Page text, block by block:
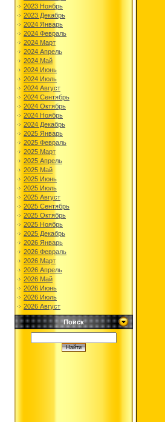
2023 Ноябрь
2023 Декабрь
2024 Январь
2024 Февраль
2024 Март
2024 Апрель
2024 Май
2024 Июнь
2024 Июль
2024 Август
2024 Сентябрь
2024 Октябрь
2024 Ноябрь
2024 Декабрь
2025 Январь
2025 Февраль
2025 Март
2025 Апрель
2025 Май
2025 Июнь
2025 Июль
2025 Август
2025 Сентябрь
2025 Октябрь
2025 Ноябрь
2025 Декабрь
2026 Январь
2026 Февраль
2026 Март
2026 Апрель
2026 Май
2026 Июнь
2026 Июль
2026 Август
Поиск